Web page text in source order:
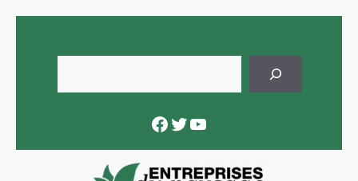
content
Facebook
Twitter
YouTube